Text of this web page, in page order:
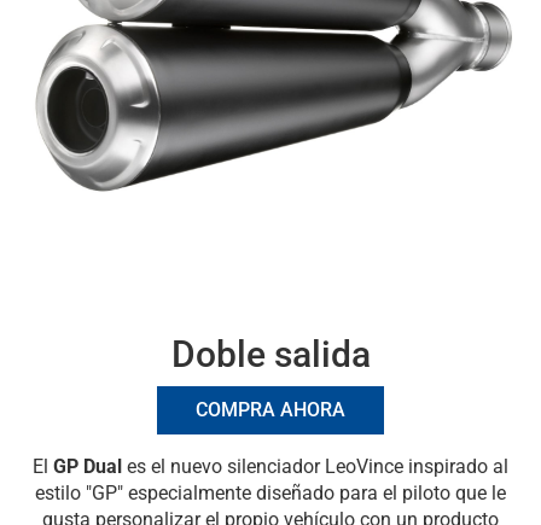
Doble salida
COMPRA AHORA
El GP Dual es el nuevo silenciador LeoVince inspirado al
estilo "GP" especialmente diseñado para el piloto que le
gusta personalizar el propio vehículo con un producto